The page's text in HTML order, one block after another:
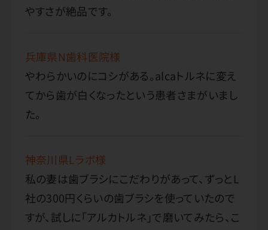
やすさが絶品です。
兵庫県N歯科医院様
やわらかいのにコシがある。alcaトルネに変え
てから歯が白くなったという患者さまがいまし
た。
神奈川県Lラボ様
私の妻は歯ブラシにこだわりがあって、ずっとL
社の300円くらいの歯ブラシを使っていたので
すが、試しに「アルカトルネ」で磨いてみたら、こ